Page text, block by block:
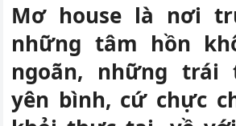
Mơ house là nơi
những tâm hồn
ngoãn, những trái
yên bình, cứ chực